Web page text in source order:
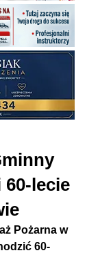
60-lecie
Pożarna w
60-